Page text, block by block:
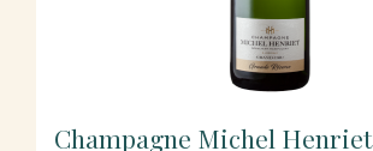
Champagne Michel Henriet